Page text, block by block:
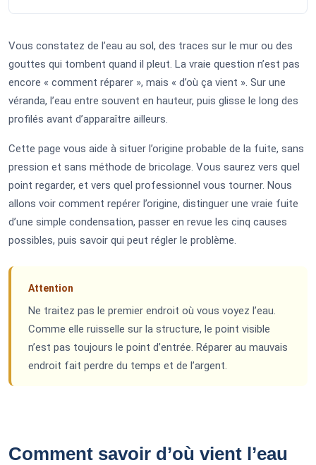
Vous constatez de l’eau au sol, des traces sur le mur ou des
gouttes qui tombent quand il pleut. La vraie question n’est pas
encore « comment réparer », mais « d’où ça vient ». Sur une
véranda, l’eau entre souvent en hauteur, puis glisse le long des
profilés avant d’apparaître ailleurs.
Cette page vous aide à situer l’origine probable de la fuite, sans
pression et sans méthode de bricolage. Vous saurez vers quel
point regarder, et vers quel professionnel vous tourner. Nous
allons voir comment repérer l’origine, distinguer une vraie fuite
d’une simple condensation, passer en revue les cinq causes
possibles, puis savoir qui peut régler le problème.
Attention
Ne traitez pas le premier endroit où vous voyez l’eau.
Comme elle ruisselle sur la structure, le point visible
n’est pas toujours le point d’entrée. Réparer au mauvais
endroit fait perdre du temps et de l’argent.
Comment savoir d’où vient l’eau